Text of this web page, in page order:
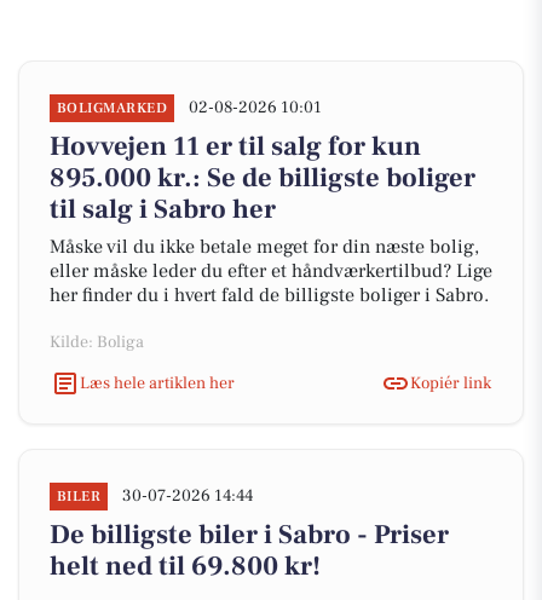
BOLIGMARKED 02-08-2026 10:01
Hovvejen 11 er til salg for kun
895.000 kr.: Se de billigste boliger
til salg i Sabro her
Måske vil du ikke betale meget for din næste bolig,
eller måske leder du efter et håndværkertilbud? Lige
her finder du i hvert fald de billigste boliger i Sabro.
Kilde: Boliga
Læs hele artiklen her
Kopiér link
BILER 30-07-2026 14:44
De billigste biler i Sabro - Priser
helt ned til 69.800 kr!